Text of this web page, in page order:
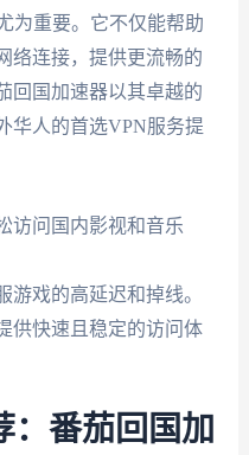
为重要。它不仅能帮助
络连接，提供更流畅的
回国加速器以其卓越的
华人的首选VPN服务提
访问国内影视和音乐
游戏的高延迟和掉线。
供快速且稳定的访问体
：番茄回国加